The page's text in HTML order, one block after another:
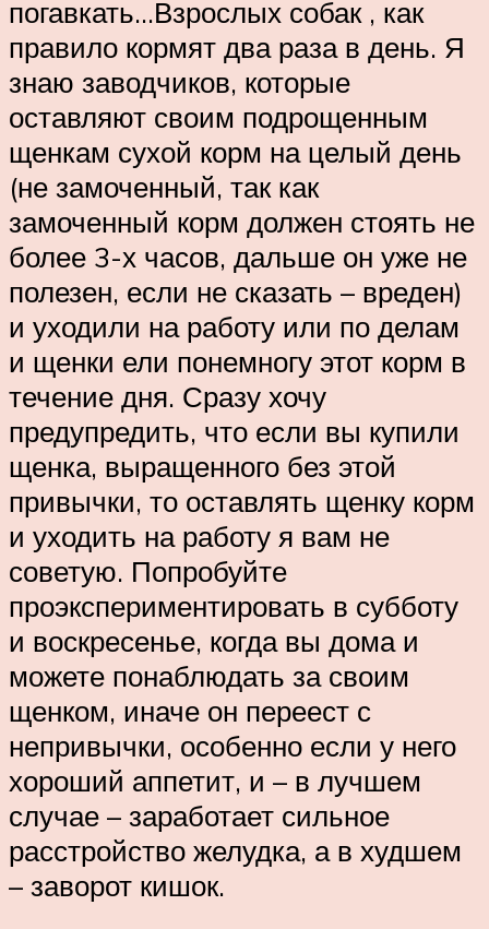
погавкать…Взрослых собак , как
правило кормят два раза в день. Я
знаю заводчиков, которые
оставляют своим подрощенным
щенкам сухой корм на целый день
(не замоченный, так как
замоченный корм должен стоять не
более 3-х часов, дальше он уже не
полезен, если не сказать – вреден)
и уходили на работу или по делам
и щенки ели понемногу этот корм в
течение дня. Сразу хочу
предупредить, что если вы купили
щенка, выращенного без этой
привычки, то оставлять щенку корм
и уходить на работу я вам не
советую. Попробуйте
проэкспериментировать в субботу
и воскресенье, когда вы дома и
можете понаблюдать за своим
щенком, иначе он переест с
непривычки, особенно если у него
хороший аппетит, и – в лучшем
случае – заработает сильное
расстройство желудка, а в худшем
– заворот кишок.